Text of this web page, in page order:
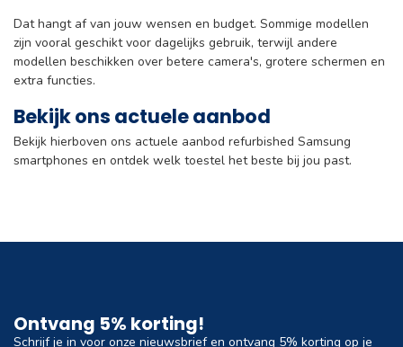
Dat hangt af van jouw wensen en budget. Sommige modellen
zijn vooral geschikt voor dagelijks gebruik, terwijl andere
modellen beschikken over betere camera's, grotere schermen en
extra functies.
Bekijk ons actuele aanbod
Bekijk hierboven ons actuele aanbod refurbished Samsung
smartphones en ontdek welk toestel het beste bij jou past.
Ontvang 5% korting!
Schrijf je in voor onze nieuwsbrief en ontvang 5% korting op je